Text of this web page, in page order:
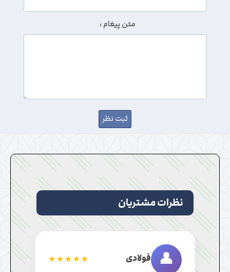
نظرات مشتریان
👤 فولادی ★★★★★
متن پیغام :